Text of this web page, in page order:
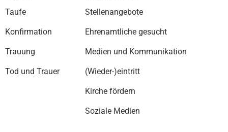
Taufe
Konfirmation
Trauung
Tod und Trauer
Stellenangebote
Ehrenamtliche gesucht
Medien und Kommunikation
(Wieder-)eintritt
Kirche fördern
Soziale Medien